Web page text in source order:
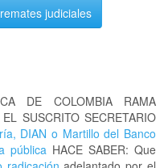
judiciales
DE COLOMBIA RAMA
SUSCRITO SECRETARIO
DIAN o Martillo del Banco
públicaHACE SABER: Que